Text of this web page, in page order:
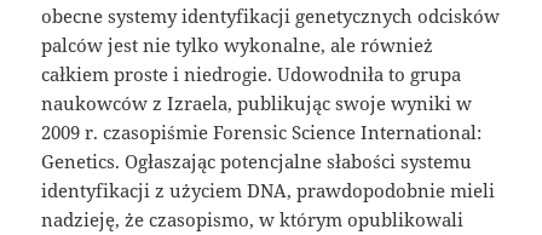
obecne systemy identyfikacji genetycznych odcisków
palców jest nie tylko wykonalne, ale również
całkiem proste i niedrogie. Udowodniła to grupa
naukowców z Izraela, publikując swoje wyniki w
2009 r. czasopiśmie Forensic Science International:
Genetics. Ogłaszając potencjalne słabości systemu
identyfikacji z użyciem DNA, prawdopodobnie mieli
nadzieję, że czasopismo, w którym opublikowali